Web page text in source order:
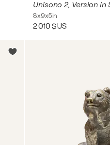
Unisono 2, Version in
8x9x5in
2 010 $US